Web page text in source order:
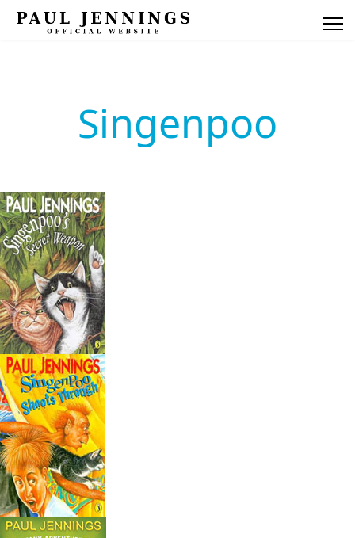
Singenpoo